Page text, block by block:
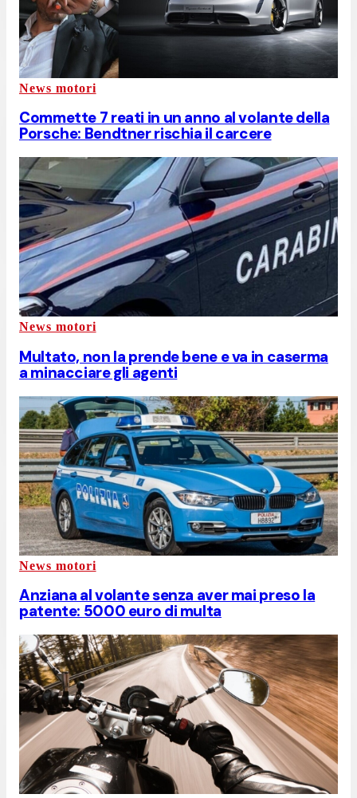
News motori
Commette 7 reati in un anno al volante della
Porsche: Bendtner rischia il carcere
News motori
Multato, non la prende bene e va in caserma
a minacciare gli agenti
News motori
Anziana al volante senza aver mai preso la
patente: 5000 euro di multa